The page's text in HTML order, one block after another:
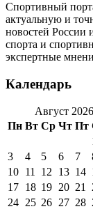
Спортивный
актуальную и
новостей России
спорта и
экспертные
Календарь
Август 2026
Пн Вт Ср Чт Пт
3
4 5 6 7
10 11 12 13 14
17 18 19 20 21
24 25 26 27 28